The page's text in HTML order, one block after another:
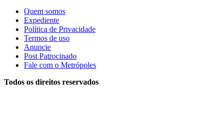
Quem somos
Expediente
Política de Privacidade
Termos de uso
Anuncie
Post Patrocinado
Fale com o Metrópoles
Todos os direitos reservados